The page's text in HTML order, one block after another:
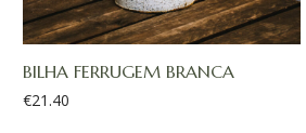
BILHA FERRUGEM BRANCA
€21.40